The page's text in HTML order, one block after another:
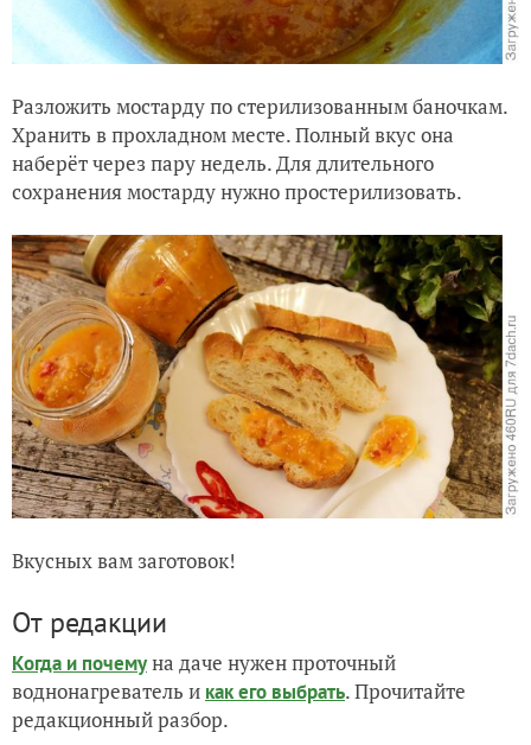
Разложить мостарду по стерилизованным баночкам.
Хранить в прохладном месте. Полный вкус она
наберёт через пару недель. Для длительного
сохранения мостарду нужно простерилизовать.
Вкусных вам заготовок!
От редакции
Когда и почемуна даче нужен проточный
воднонагреватель и как его выбрать. Прочитайте
редакционный разбор.